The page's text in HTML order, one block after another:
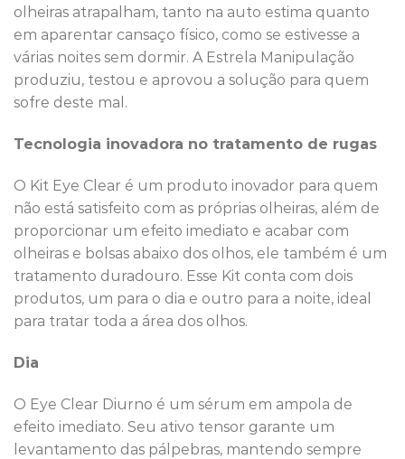
olheiras atrapalham, tanto na auto estima quanto
em aparentar cansaço físico, como se estivesse a
várias noites sem dormir. A Estrela Manipulação
produziu, testou e aprovou a solução para quem
sofre deste mal.
Tecnologia inovadora no tratamento de rugas
O Kit Eye Clear é um produto inovador para quem
não está satisfeito com as próprias olheiras, além de
proporcionar um efeito imediato e acabar com
olheiras e bolsas abaixo dos olhos, ele também é um
tratamento duradouro. Esse Kit conta com dois
produtos, um para o dia e outro para a noite, ideal
para tratar toda a área dos olhos.
Dia
O Eye Clear Diurno é um sérum em ampola de
efeito imediato. Seu ativo tensor garante um
levantamento das pálpebras, mantendo sempre